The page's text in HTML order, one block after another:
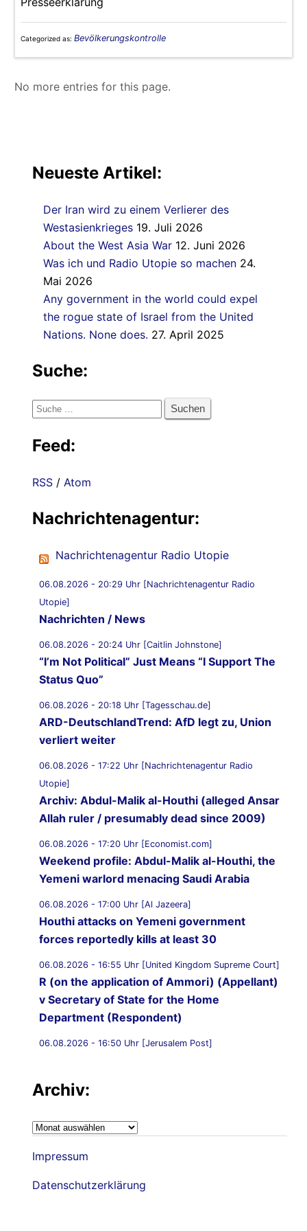
Categorized as: Bevölkerungskontrolle
No more entries for this page.
Neueste Artikel:
Der Iran wird zu einem Verlierer des
Westasienkrieges 19. Juli 2026
About the West Asia War 12. Juni 2026
Was ich und Radio Utopie so machen 24.
Mai 2026
Any government in the world could expel
the rogue state of Israel from the United
Nations. None does. 27. April 2025
Suche:
Suche
Feed:
RSS / Atom
Nachrichtenagentur:
Nachrichtenagentur Radio Utopie
06.08.2026 - 20:29 Uhr [Nachrichtenagentur Radio
Utopie]
Nachrichten / News
06.08.2026 - 20:24 Uhr [Caitlin Johnstone]
“I’m Not Political” Just Means “I Support The
Status Quo”
06.08.2026 - 20:18 Uhr [Tagesschau.de]
ARD-DeutschlandTrend: AfD legt zu, Union
verliert weiter
06.08.2026 - 17:22 Uhr [Nachrichtenagentur Radio
Utopie]
Archiv: Abdul-Malik al-Houthi (alleged Ansar
Allah ruler / presumably dead since 2009)
06.08.2026 - 17:20 Uhr [Economist.com]
Weekend profile: Abdul-Malik al-Houthi, the
Yemeni warlord menacing Saudi Arabia
06.08.2026 - 17:00 Uhr [Al Jazeera]
Houthi attacks on Yemeni government
forces reportedly kills at least 30
06.08.2026 - 16:55 Uhr [United Kingdom Supreme Court]
R (on the application of Ammori) (Appellant)
v Secretary of State for the Home
Department (Respondent)
06.08.2026 - 16:50 Uhr [Jerusalem Post]
14 peaceful protesters arrested at Palestine
Action demonstration outside Bristol Prison
06.08.2026 - 16:19 Uhr [Nachrichtenagentur Radio
Utopie]
Archiv:
Archiv:
Impressum
Datenschutzerklärung